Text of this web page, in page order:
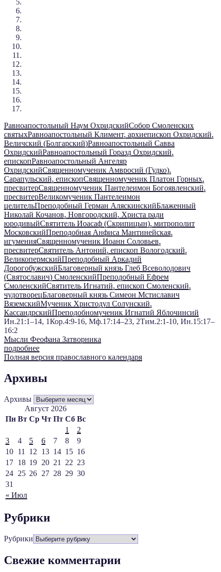
Равноапостольный Наум ОхридскийСобор Смоленских
святыхРавноапостольный Климент, архиепископ Охридский,
Величский (Болгарский)Равноапостольный Савва
ОхридскийРавноапостольный Горазд Охридский,
епископРавноапостольный Ангеляр
ОхридскийСвященномученик Амвросий (Гудко),
Сарапульский, епископСвященномученик Платон Горных,
пресвитерСвященномученик Пантелеимон Богоявленский,
пресвитерВеликомученик Пантелеимон
целительПреподобный Герман АляскинскийБлаженный
Николай Кочанов, Новгородский, Христа ради
юродивыйСвятитель Иоасаф (Скрипицын), митрополит
МосковскийПреподобная Анфиса Мантинейская,
игуменияСвященномученик Иоанн Соловьев,
пресвитерСвятитель Антоний, епископ Вологодский,
ВеликопермскийПреподобный Аркадий
ДорогобужскийБлаговерный князь Глеб Всеволодович
(Святославич) СмоленскийПреподобный Ефрем
СмоленскийСвятитель Игнатий, епископ Смоленский,
чудотворецБлаговерный князь Симеон Мстиславич
ВяземскийМученик Христодул Солунский,
КассандрскийПреподобномученик Игнатий Яблочинсий
Ин.21:1–14, 1Кор.4:9-16, Мф.17:14–23, 2Тим.2:1-10, Ин.15:17–
16:2
Мысли Феофана Затворника
подробнее
Полная версия православного календаря
Архивы
Архивы
Август 2026
Пн Вт Ср Чт Пт Сб Вс
« Июл
1
2
3
4 5 6 7 8
9
10 11 12 13 14 15 16
17 18 19 20 21 22 23
24 25 26 27 28 29 30
31
Рубрики
Рубрики
Свежие комментарии